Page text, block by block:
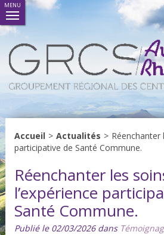
MENU
Accueil > Actualités > Réenchanter
participative de Santé Commune.
Réenchanter les
l’expérience
Santé Commune.
Publié le 02/03/2026 dans